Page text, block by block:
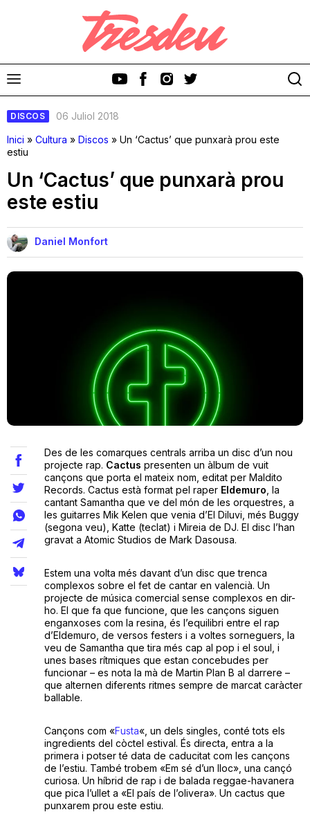
Discos
Videoclips
Cinema i Televisió
Teatre
Opinió
Llibres
La Llista
DISCOS
06 Juliol 2018
Inici » Cultura » Discos » Un ‘Cactus’ que punxarà prou este
estiu
Un ‘Cactus’ que punxarà prou
este estiu
Daniel Monfort
Des de les comarques centrals arriba un disc d’un nou
projecte rap. Cactus presenten un àlbum de vuit
cançons que porta el mateix nom, editat per Maldito
Records. Cactus està format pel raper Eldemuro , la
cantant Samantha que ve del món de les orquestres, a
les guitarres Mik Kelen que venia d’El Diluvi, més Buggy
(segona veu), Katte (teclat) i Mireia de DJ. El disc l’han
gravat a Atomic Studios de Mark Dasousa.
Estem una volta més davant d’un disc que trenca
complexos sobre el fet de cantar en valencià. Un
projecte de música comercial sense complexos en dir-
ho. El que fa que funcione, que les cançons siguen
enganxoses com la resina, és l’equilibri entre el rap
d’Eldemuro, de versos festers i a voltes sorneguers, la
veu de Samantha que tira més cap al pop i el soul, i
unes bases rítmiques que estan concebudes per
funcionar – es nota la mà de Martin Plan B al darrere –
que alternen diferents ritmes sempre de marcat caràcter
ballable.
Cançons com «Fusta«, un dels singles, conté tots els
ingredients del còctel estival. És directa, entra a la
primera i potser té data de caducitat com les cançons
de l’estiu. També trobem «Em sé d’un lloc», una cançó
curiosa. Un híbrid de rap i de balada reggae-havanera
que pica l’ullet a «El país de l’olivera». Un cactus que
punxarem prou este estiu.